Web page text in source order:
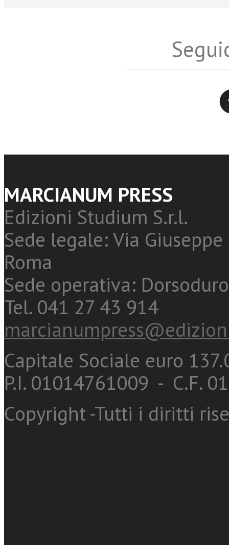
MARCIANUM PRESS
Edizioni Studium S.r.l.
Sede legale: Via
Roma
Sede operativa:
Tel. 041 27 43 914
Capitale Sociale euro
P.I. 01014761009 - C.F.
Copyright -Tutti i diritti